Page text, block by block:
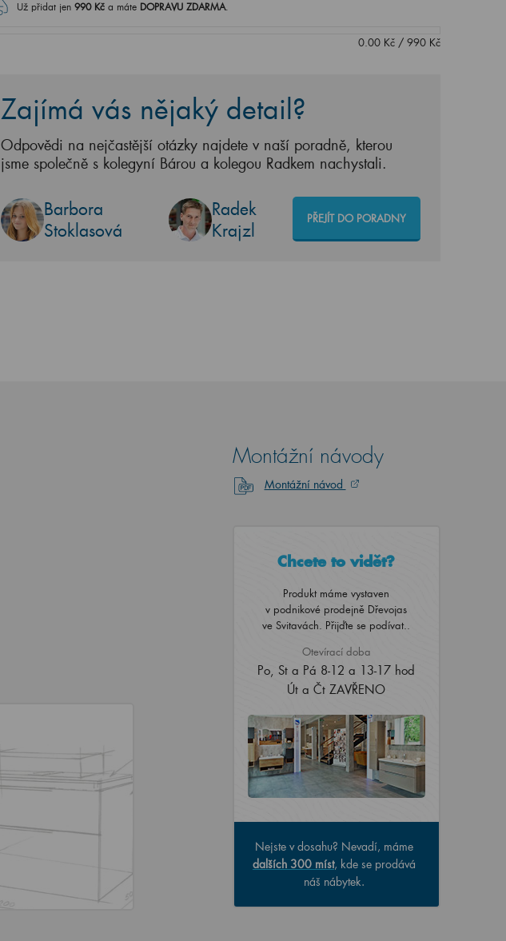
Už přidat jen 990Kč a máte DOPRAVU ZDARMA.
0.00Kč/ 990Kč
Zajímá vás nějaký detail?
Odpovědi na nejčastější otázky najdete v naší poradně, kterou
jsme společně s kolegyní Bárou a kolegou Radkem nachystali.
Barbora
Stoklasová
Radek
Krajzl
PŘEJÍT DO PORADNY
Montážní návody
Montážní návod
Chcete to vidět?
Produkt máme vystaven
v podnikové prodejně Dřevojas
ve Svitavách. Přijďte se podívat..
Otevírací doba
Po, St a Pá 8-12 a 13-17 hod
Út a Čt ZAVŘENO
Nejste v dosahu? Nevadí, máme
dalších 300 míst, kde se prodává
náš nábytek.